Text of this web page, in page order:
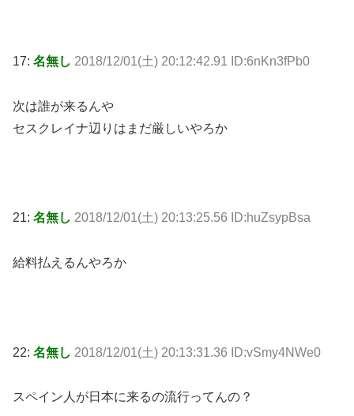
17: 名無し 2018/12/01(土) 20:12:42.91 ID:6nKn3fPb0
次は誰が来るんや
セスクレイナ辺りはまだ厳しいやろか
21: 名無し 2018/12/01(土) 20:13:25.56 ID:huZsypBsa
給料払えるんやろか
22: 名無し 2018/12/01(土) 20:13:31.36 ID:vSmy4NWe0
スペイン人が日本に来るの流行ってんの？